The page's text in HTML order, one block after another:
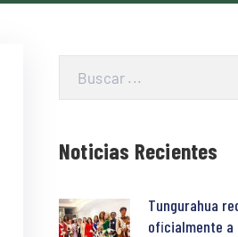
Noticias Recientes
Tungurahua
oficialmente a